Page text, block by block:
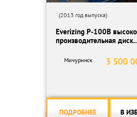
(2013 год выпуска)
Everizing P-100B высоко
производительная
3 500
Мичуринск
ПОДРОБНЕЕ В